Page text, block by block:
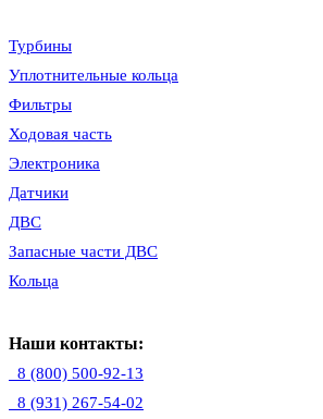
Турбины
Уплотнительные кольца
Фильтры
Ходовая часть
Электроника
Датчики
ДВС
Запасные части ДВС
Кольца
Наши контакты:
8 (800) 500-92-13
8 (931) 267-54-02